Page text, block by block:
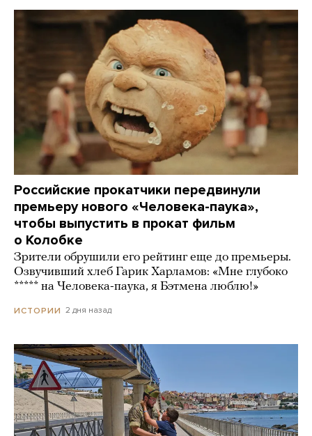
Российские прокатчики передвинули
премьеру нового «Человека-паука»,
чтобы выпустить в прокат фильм
о Колобке
Зрители обрушили его рейтинг еще до премьеры.
Озвучивший хлеб Гарик Харламов: «Мне глубоко
***** на Человека-паука, я Бэтмена люблю!»
ИСТОРИИ 2 дня назад